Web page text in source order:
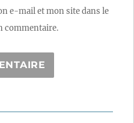
e-mail et mon site dans le
commentaire.